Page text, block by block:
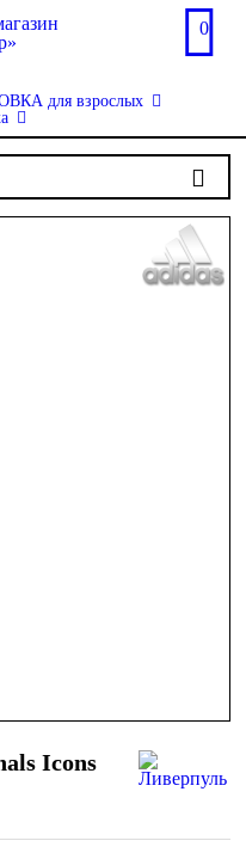
0
для взрослых
Icons